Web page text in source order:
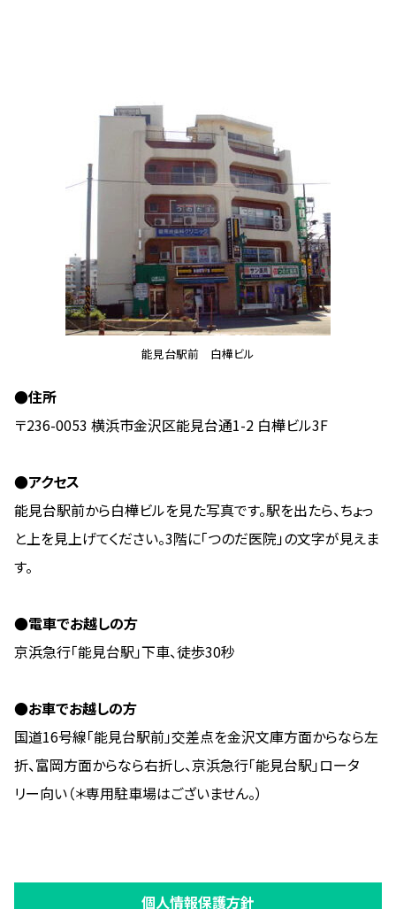
能見台駅前 白樺ビル
●住所
〒236-0053 横浜市金沢区能見台通1-2 白樺ビル3F
●アクセス
能見台駅前から白樺ビルを見た写真です。駅を出たら、ちょっ
と上を見上げてください。3階に「つのだ医院」の文字が見えま
す。
●電車でお越しの方
京浜急行「能見台駅」下車、徒歩30秒
●お車でお越しの方
国道16号線「能見台駅前」交差点を金沢文庫方面からなら左
折、富岡方面からなら右折し、京浜急行「能見台駅」ロータ
リー向い（＊専用駐車場はございません。）
個人情報保護方針